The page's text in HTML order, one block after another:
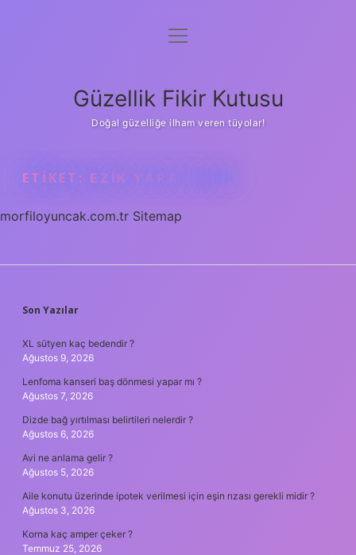
Anasayfa
Yasal Uyarı
menüyü
Güzellik Fikir Kutusu
Doğal güzelliğe ilham veren tüyolar!
ETIKET: EZIK YARA NEDIR
morfiloyuncak.com.tr Sitemap
SIDEBAR
Son Yazılar
XL sütyen kaç bedendir ?
Ağustos 9, 2026
Lenfoma kanseri baş dönmesi yapar mı ?
Ağustos 7, 2026
Dizde bağ yırtılması belirtileri nelerdir ?
Ağustos 6, 2026
Avi ne anlama gelir ?
Ağustos 5, 2026
Aile konutu üzerinde ipotek verilmesi için eşin rızası gerekli midir ?
Ağustos 3, 2026
Korna kaç amper çeker ?
Temmuz 25, 2026